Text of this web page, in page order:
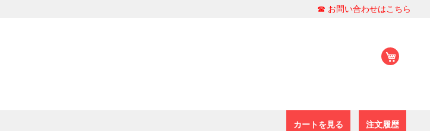
☎ お問い合わせはこちら
カートを見る 注文履歴